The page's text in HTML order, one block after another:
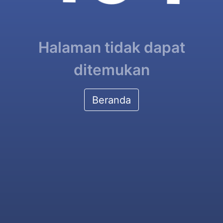
Halaman tidak dapat
ditemukan
Beranda